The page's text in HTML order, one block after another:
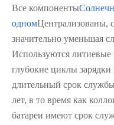
Все компоненты
одномЦентрализованы,
значительно уменьшая
Используются литиевые
глубокие циклы
длительный срок
лет, в то время как
батареи имеют срок